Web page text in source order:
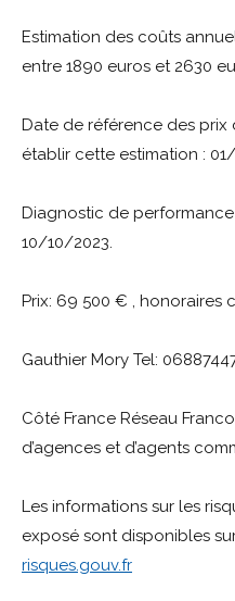
Estimation des coûts
entre 1890 euros et 2630
Date de référence des prix
établir cette estimation : 01/
Diagnostic de
10/10/2023.
Prix: 69 500 € , honoraires
Gauthier Mory Tel:
Côté France Réseau
d’agences et d’agents
Les informations sur les
exposé sont disponibles
risques.gouv.fr